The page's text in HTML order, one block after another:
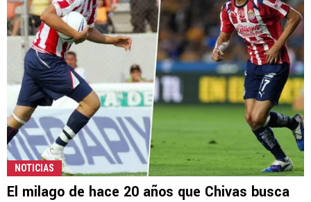
NOTICIAS
El milago de hace 20 años que Chivas busca